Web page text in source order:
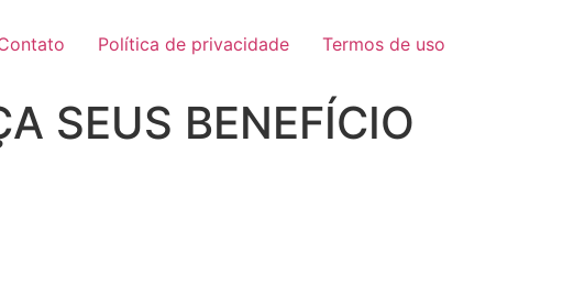
Política de privacidade Termos de uso
SEUS BENEFÍCIO